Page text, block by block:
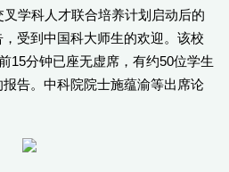
学科人才联合培养计划启动后的
受到中国科大师生的欢迎。该校
15分钟已座无虚席，有约50位学生
告。中科院院士施蕴渝等出席论